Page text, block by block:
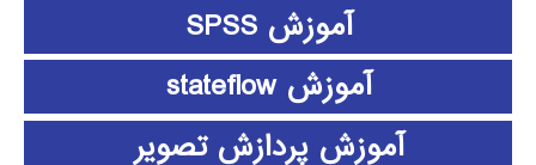
آموزش SPSS
آموزش stateflow
آموزش پردازش تصویر